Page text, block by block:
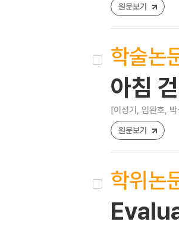
원문보기
학술논
아침
[이성기, 임완호,
원문보기
학위논